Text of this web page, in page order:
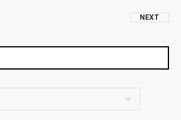
NEXT